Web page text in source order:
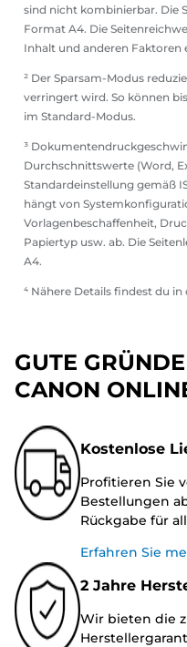
sind nicht kombinierbar. Die
Format A4. Die
Inhalt und anderen Faktoren
² Der Sparsam-Modus
verringert wird. So können
im Standard-Modus.
³
Durchschnittswerte (Word,
Standardeinstellung gemäß
hängt von
Vorlagenbeschaffenheit,
Papiertyp usw. ab. Die
A4.
⁴ Nähere Details findest du
GUTE
CANON
Kostenlose
Profitieren Sie
Bestellungen
Rückgabe für
Erfahren Sie
2 Jahre
Wir bieten die